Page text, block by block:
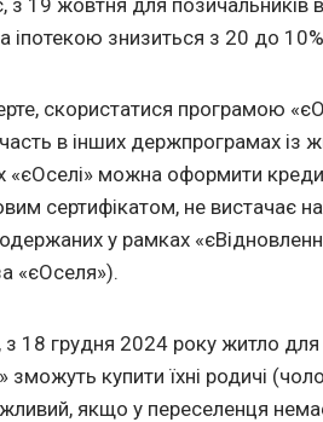
іпотекою знизиться з 20 до
скористатися програмою
в інших держпрограмах із
«єОселі» можна оформити
сертифікатом, не вистачає
у рамках
«єОселя»).
з 18 грудня 2024 року житло для
зможуть купити їхні родичі
якщо у переселенця